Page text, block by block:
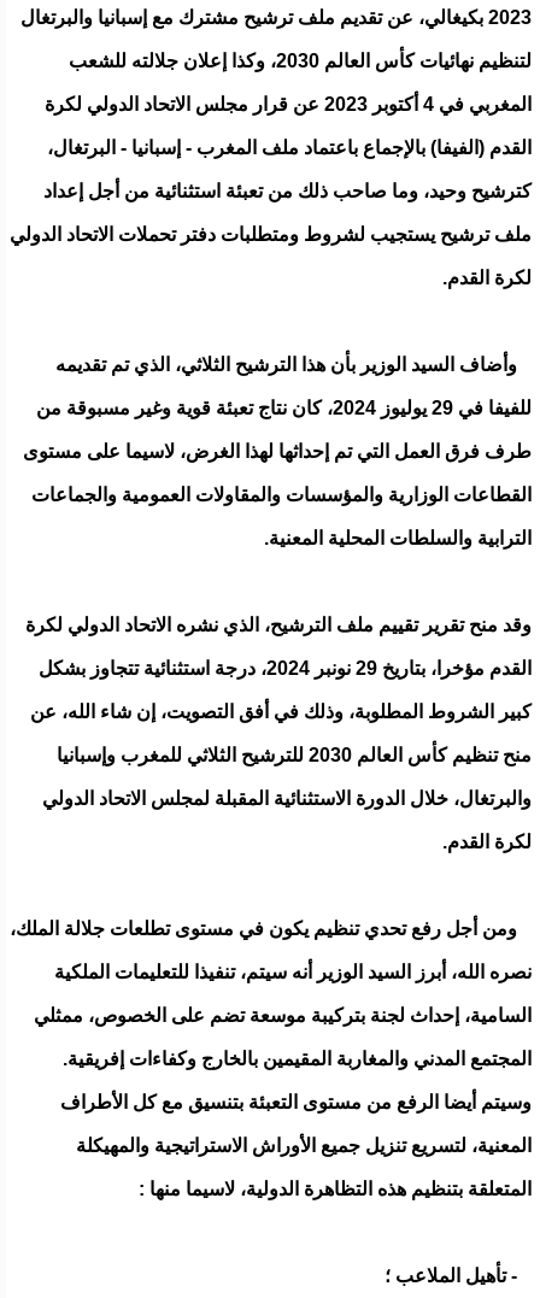
2023 بكيغالي، عن تقديم ملف ترشيح مشترك مع إسبانيا والبرتغال
لتنظيم نهائيات كأس العالم 2030، وكذا إعلان جلالته للشعب
المغربي في 4 أكتوبر 2023 عن قرار مجلس الاتحاد الدولي لكرة
القدم (الفيفا) بالإجماع باعتماد ملف المغرب - إسبانيا - البرتغال،
كترشيح وحيد، وما صاحب ذلك من تعبئة استثنائية من أجل إعداد
ملف ترشيح يستجيب لشروط ومتطلبات دفتر تحملات الاتحاد الدولي
لكرة القدم.
وأضاف السيد الوزير بأن هذا الترشيح الثلاثي، الذي تم تقديمه
للفيفا في 29 يوليوز 2024، كان نتاج تعبئة قوية وغير مسبوقة من
طرف فرق العمل التي تم إحداثها لهذا الغرض، لاسيما على مستوى
القطاعات الوزارية والمؤسسات والمقاولات العمومية والجماعات
الترابية والسلطات المحلية المعنية.
وقد منح تقرير تقييم ملف الترشيح، الذي نشره الاتحاد الدولي لكرة
القدم مؤخرا، بتاريخ 29 نونبر 2024، درجة استثنائية تتجاوز بشكل
كبير الشروط المطلوبة، وذلك في أفق التصويت، إن شاء الله، عن
منح تنظيم كأس العالم 2030 للترشيح الثلاثي للمغرب وإسبانيا
والبرتغال، خلال الدورة الاستثنائية المقبلة لمجلس الاتحاد الدولي
لكرة القدم.
ومن أجل رفع تحدي تنظيم يكون في مستوى تطلعات جلالة الملك،
نصره الله، أبرز السيد الوزير أنه سيتم، تنفيذا للتعليمات الملكية
السامية، إحداث لجنة بتركيبة موسعة تضم على الخصوص، ممثلي
المجتمع المدني والمغاربة المقيمين بالخارج وكفاءات إفريقية.
وسيتم أيضا الرفع من مستوى التعبئة بتنسيق مع كل الأطراف
المعنية، لتسريع تنزيل جميع الأوراش الاستراتيجية والمهيكلة
المتعلقة بتنظيم هذه التظاهرة الدولية، لاسيما منها :
- تأهيل الملاعب ؛